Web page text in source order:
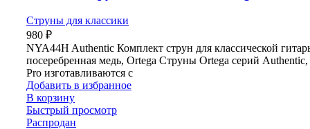
Струны для классики
980 ₽
NYA44H Authentic Комплект струн для классической
посеребренная медь, Ortega Струны Ortega серий Authentic,
Pro изготавливаются с
Добавить в избранное
В корзину
Быстрый просмотр
Распродан